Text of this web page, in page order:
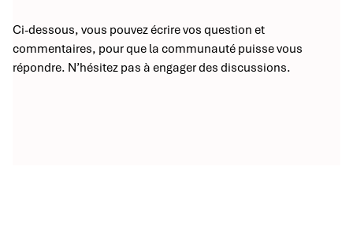
Ci-dessous, vous pouvez écrire vos question et
commentaires, pour que la communauté puisse vous
répondre. N’hésitez pas à engager des discussions.